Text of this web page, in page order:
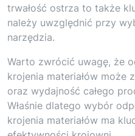
trwałość ostrza to także
należy uwzględnić przy
narzędzia.
Warto zwrócić uwagę, że
krojenia materiałów może
oraz wydajność całego
Właśnie dlatego wybór
krojenia materiałów ma